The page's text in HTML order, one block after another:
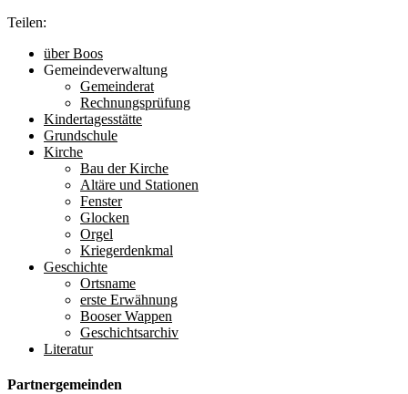
Teilen:
über Boos
Gemeindeverwaltung
Gemeinderat
Rechnungsprüfung
Kindertagesstätte
Grundschule
Kirche
Bau der Kirche
Altäre und Stationen
Fenster
Glocken
Orgel
Kriegerdenkmal
Geschichte
Ortsname
erste Erwähnung
Booser Wappen
Geschichtsarchiv
Literatur
Partnergemeinden